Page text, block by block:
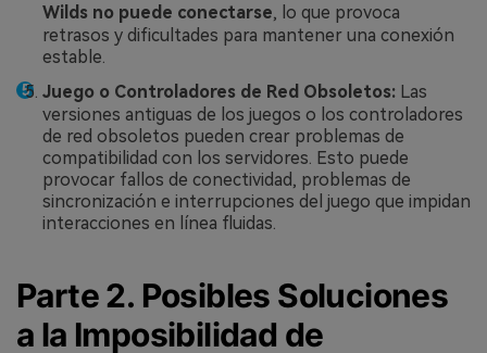
Wilds no puede conectarse, lo que provoca
retrasos y dificultades para mantener una conexión
estable.
Juego o Controladores de Red Obsoletos: Las
versiones antiguas de los juegos o los controladores
de red obsoletos pueden crear problemas de
compatibilidad con los servidores. Esto puede
provocar fallos de conectividad, problemas de
sincronización e interrupciones del juego que impidan
interacciones en línea fluidas.
Parte 2. Posibles Soluciones
a la Imposibilidad de